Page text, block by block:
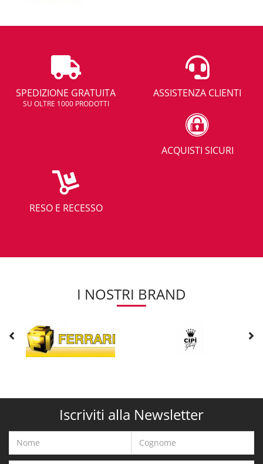
SPEDIZIONE GRATUITA
SU OLTRE 1000 PRODOTTI
ASSISTENZA CLIENTI
ACQUISTI SICURI
RESO E RECESSO
I NOSTRI BRAND
Iscriviti alla Newsletter